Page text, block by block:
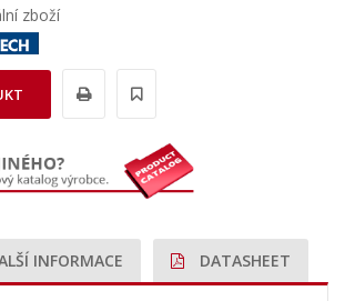
zboží
INFORMACE DATASHEET